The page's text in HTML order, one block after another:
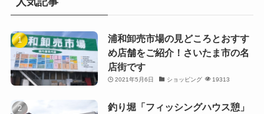
浦和卸売市場の見どころとおすす
め店舗をご紹介！さいたま市の名
店街です
2021年5月6日 ショッピング 19313
釣り堀「フィッシングハウス憩」